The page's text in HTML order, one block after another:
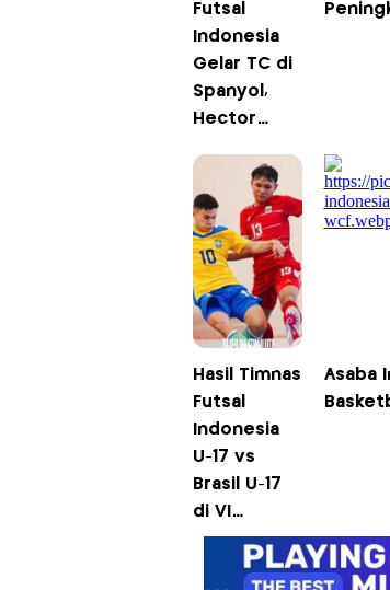
Futsal
Indonesia
Gelar TC di
Spanyol,
Hector
Berharap
Anak
Buahnya
Dilirik Klub
Top
Matador
Hasil Timnas
Futsal
Indonesia
U-17 vs
Brasil U-17
di VI
Nations U-17
Futsal
Asaba